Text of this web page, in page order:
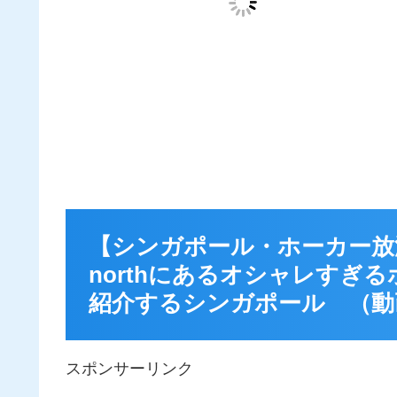
【シンガポール・ホーカー
northにあるオシャレすぎ
紹介するシンガポール （動
スポンサーリンク